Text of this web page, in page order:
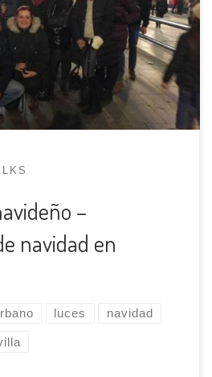
para algo bastante más
que el centro de Sevilla
Navidad vamos a sacarles
jugando con la luz y
–
navidad en
luces navidad